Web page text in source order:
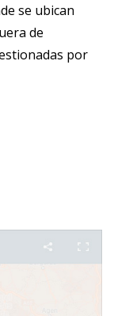
se ubican
de
por